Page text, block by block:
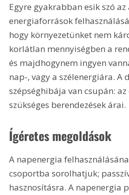
Egyre gyakrabban esik szó
energiaforrások
hogy környezetünket nem
korlátlan mennyiségben a
és majdhogynem ingyen
nap-, vagy a szélenergiára. A
szépséghibája van csupán:
szükséges berendezések árai.
Ígéretes megoldások
A napenergia
csoportba sorolhatjuk;
hasznosításra. A napenergia